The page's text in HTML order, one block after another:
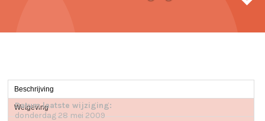
Beschrijving
Wetgeving
Datum laatste wijziging:
donderdag 28 mei 2009